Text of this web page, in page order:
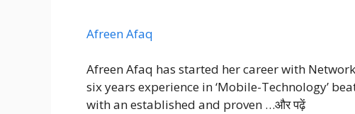
Afreen Afaq
Afreen Afaq has started her career with
six years experience in ‘Mobile-Technology’
with an established and proven …और पढ़ें